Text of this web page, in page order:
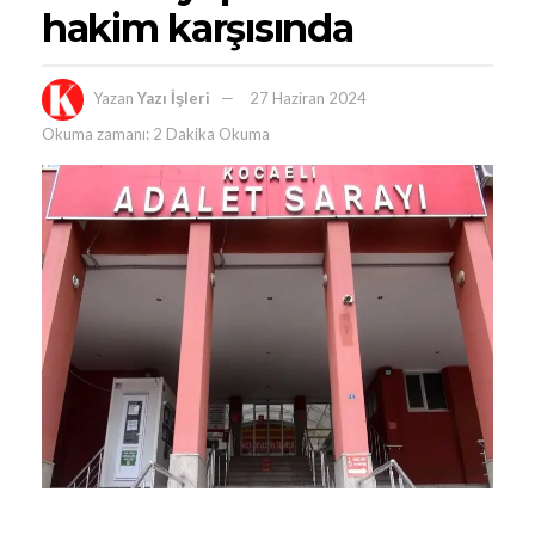
hakim karşısında
Yazan Yazı İşleri
27 Haziran 2024
Okuma zamanı: 2 Dakika Okuma